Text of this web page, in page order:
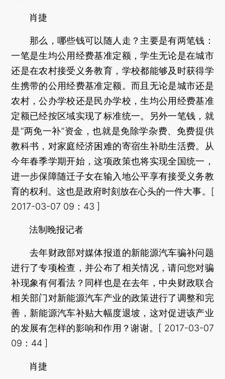
肖捷
那么，哪些钱可以随人走？主要是有两笔钱：
一笔是生均公用经费基准定额，学生无论是在城市
还是在农村接受义务教育，学校都能够及时获得学
生携带的公用经费基准定额。而且无论是城市还是
农村，公办学校还是民办学校，生均公用经费基准
定额已经按区域实现了标准统一。另外一笔钱，就
是“两免一补”资金，也就是免除学杂费、免费提供
教科书，对家庭经济困难的寄宿生补助生活费。从
今年春季学期开始，这项政策也将实现全国统一，
进一步保障随迁子女在输入地公平享有接受义务教
育的权利。这也是政府时刻放在心头的一件大事。[
2017-03-07 09：43 ]
法制晚报记者
去年财政部对媒体报道的新能源汽车骗补问题
进行了专项检查，并公布了相关情况，请问您对骗
补现象有何看法？同样也是在去年，中央财政联合
相关部门对新能源汽车产业的政策进行了调整和完
善，新能源汽车补贴大幅度退坡，这对促进该产业
的发展有怎样的影响和作用？谢谢。[ 2017-03-07
09：44 ]
肖捷